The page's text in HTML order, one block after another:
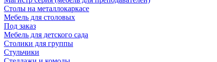
Столы на металлокаркасе
Мебель для столовых
Под заказ
Мебель для детского сада
Столики для группы
Стульчики